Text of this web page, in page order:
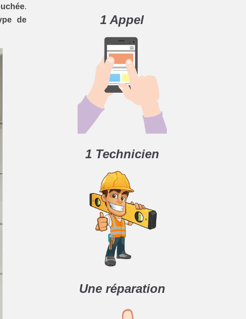
.
de
1 Appel
1 Technicien
Une réparation